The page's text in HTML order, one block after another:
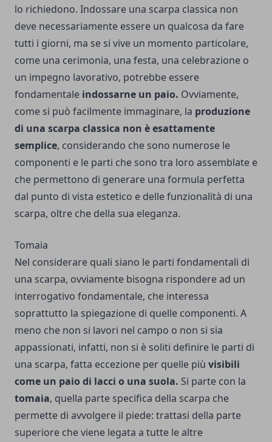
lo richiedono. Indossare una scarpa classica non
deve necessariamente essere un qualcosa da fare
tutti i giorni, ma se si vive un momento particolare,
come una cerimonia, una festa, una celebrazione o
un impegno lavorativo, potrebbe essere
fondamentale indossarne un paio. Ovviamente,
come si può facilmente immaginare, la produzione
di una scarpa classica non è esattamente
semplice, considerando che sono numerose le
componenti e le parti che sono tra loro assemblate e
che permettono di generare una formula perfetta
dal punto di vista estetico e delle funzionalità di una
scarpa, oltre che della sua eleganza.
Tomaia
Nel considerare quali siano le parti fondamentali di
una scarpa, ovviamente bisogna rispondere ad un
interrogativo fondamentale, che interessa
soprattutto la spiegazione di quelle componenti. A
meno che non si lavori nel campo o non si sia
appassionati, infatti, non si è soliti definire le parti di
una scarpa, fatta eccezione per quelle più visibili
come un paio di lacci o una suola. Si parte con la
tomaia, quella parte specifica della scarpa che
permette di avvolgere il piede: trattasi della parte
superiore che viene legata a tutte le altre